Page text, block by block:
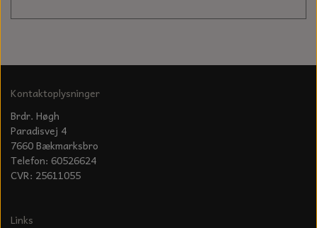
Kontaktoplysninger
Brdr. Høgh
Paradisvej 4
7660 Bækmarksbro
Telefon: 60526624
CVR: 25611055
Links